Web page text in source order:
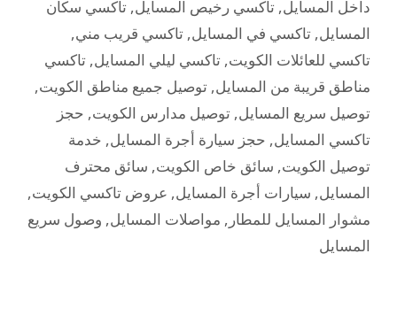
داخل المسايل, تاكسي رخيص المسايل, تاكسي سكان
المسايل, تاكسي في المسايل, تاكسي قريب مني,
تاكسي للعائلات الكويت, تاكسي ليلي المسايل, تاكسي
مناطق قريبة من المسايل, توصيل جميع مناطق الكويت,
توصيل سريع المسايل, توصيل مدارس الكويت, حجز
تاكسي المسايل, حجز سيارة أجرة المسايل, خدمة
توصيل الكويت, سائق خاص الكويت, سائق محترف
المسايل, سيارات أجرة المسايل, عروض تاكسي الكويت,
مشوار المسايل للمطار , مواصلات المسايل, وصول سريع
المسايل